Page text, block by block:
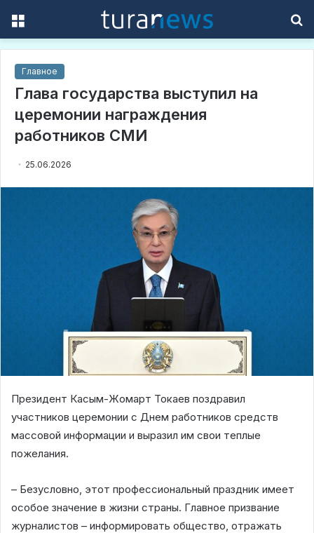
Главное
Глава государства выступил на
церемонии награждения
работников СМИ
25.06.2026
Президент Касым-Жомарт Токаев поздравил
участников церемонии с Днем работников средств
массовой информации и выразил им свои теплые
пожелания.
– Безусловно, этот профессиональный праздник имеет
особое значение в жизни страны. Главное призвание
журналистов – информировать общество, отражать